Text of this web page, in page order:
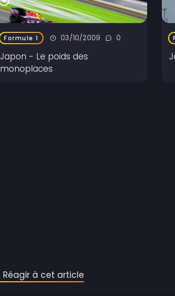
Formule 1 03/10/2009 0
Japon - Le poids des
monoplaces
Réagir à cet article